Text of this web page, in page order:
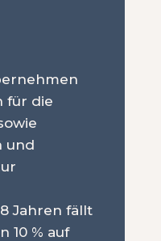
für die
und
Jahren fällt
10 % auf